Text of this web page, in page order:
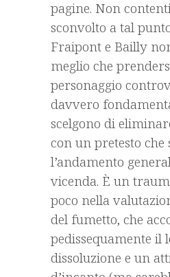
pagine. Non
sconvolto a tal
Fraipont e Bailly
meglio che
personaggio
davvero
scelgono di
con un pretesto che
l’andamento
vicenda. È un
poco nella
del fumetto, che
pedissequamente il
dissoluzione e un